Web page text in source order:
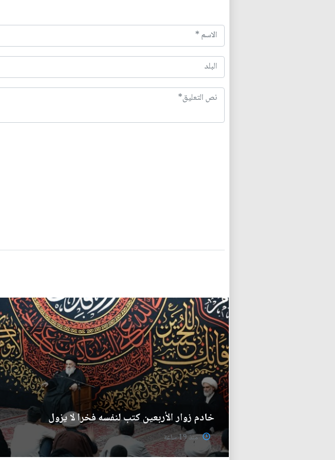
خادم زوار الأربعين كتب لنفسه فخرا لا يزول
منذ 19 ساعة